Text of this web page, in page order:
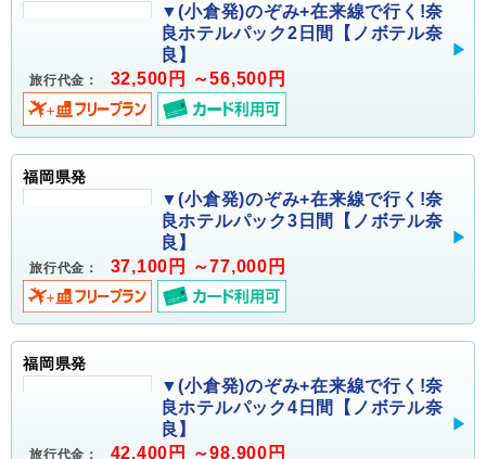
▼(小倉発)のぞみ+在来線で行く!奈
良ホテルパック2日間【ノボテル奈
良】
旅行代金： 32,500円 ～56,500円
福岡県発
▼(小倉発)のぞみ+在来線で行く!奈
良ホテルパック3日間【ノボテル奈
良】
旅行代金： 37,100円 ～77,000円
福岡県発
▼(小倉発)のぞみ+在来線で行く!奈
良ホテルパック4日間【ノボテル奈
良】
旅行代金： 42,400円 ～98,900円